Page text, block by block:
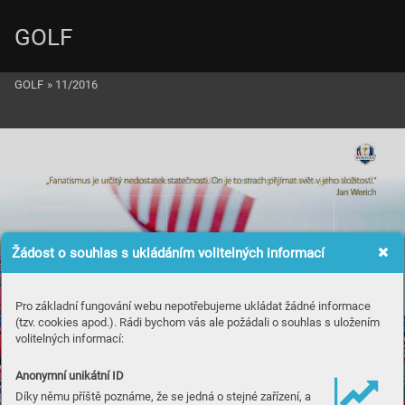
Žádost o souhlas s ukládáním volitelných informací
Pro základní fungování webu nepotřebujeme ukládat žádné informace
(tzv. cookies apod.). Rádi bychom vás ale požádali o souhlas s uložením
volitelných informací:
Anonymní unikátní ID
Díky němu příště poznáme, že se jedná o stejné zařízení, a
„Fanatismus je určitý nedostatek statečnosti. On je to strach přijímat svět v jeho složitosti.“
Jan Werich
GOLF
GOLF » 11/2016